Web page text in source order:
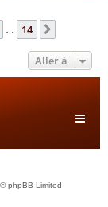
14
Aller à
phpBB Limited